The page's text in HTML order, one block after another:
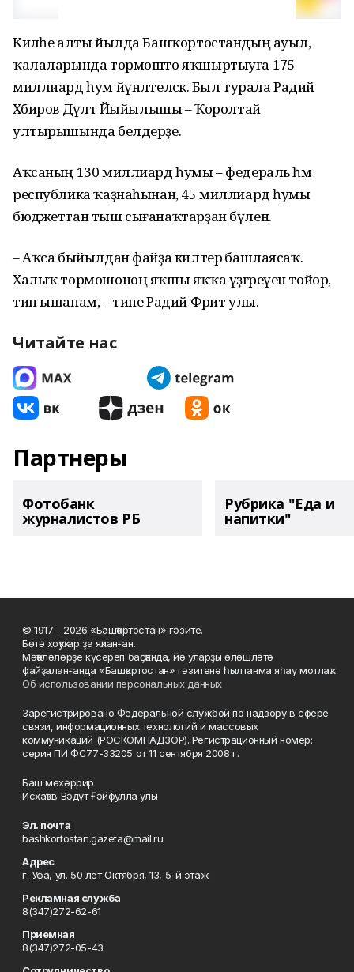
Киләһе алты йылда Башҡортостандың ауыл,
ҡалаларында тормошто яҡшыртыуға 175
миллиард һум йүнәлтеләсәк. Был турала Радий
Хәбиров Дәүләт Йыйылышы – Ҡоролтай
ултырышында белдерҙе.
Аҡсаның 130 миллиард һумы – федераль һәм
республика ҡаҙнаһынан, 45 миллиард һумы
бюджеттан тыш сығанаҡтарҙан бүленә.
– Аҡса быйылдан файҙа килтерә башлаясаҡ.
Халыҡ тормошоноң яҡшы яҡҡа үҙгәреүен тойор,
тип ышанам, – тине Радий Фәрит улы.
Читайте нас
Партнеры
Фотобанк
журналистов РБ
Рубрика "Еда и
напитки"
© 1917 - 2026 «Башҡортостан» гәзите.
Бөтә хоҡуҡтар ҙа яҡланған.
Мәҡәләләрҙе күсереп баҫҡанда, йә уларҙы өлөшләтә
файҙаланғанда «Башҡортостан» гәзитенә һылтанма яһау мотлаҡ.
Об использовании персональных данных
Зарегистрировано Федеральной службой по надзору в сфере
связи, информационных технологий и массовых
коммуникаций (РОСКОМНАДЗОР). Регистрационный номер:
серия ПИ ФС77-33205 от 11 сентября 2008 г.
Баш мөхәррир
Исхаҡов Вәдүт Ғәйфулла улы
Эл. почта
bashkortostan.gazeta@mail.ru
Адрес
г. Уфа, ул. 50 лет Октября, 13, 5-й этаж
Рекламная служба
8(347)272-62-61
Приемная
8(347)272-05-43